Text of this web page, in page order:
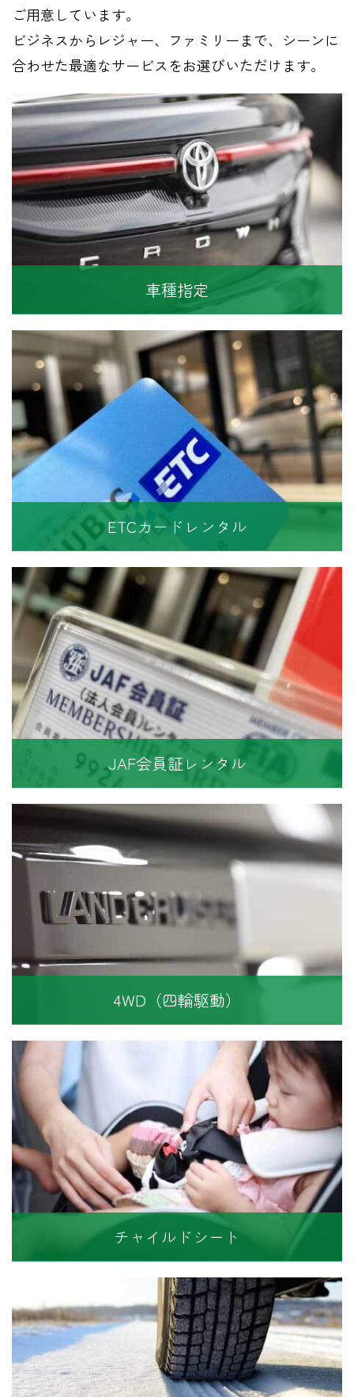
ご用意しています。
ビジネスからレジャー、ファミリーまで、シーンに
合わせた最適なサービスをお選びいただけます。
車種指定
ETCカードレンタル
JAF会員証レンタル
4WD（四輪駆動）
チャイルドシート